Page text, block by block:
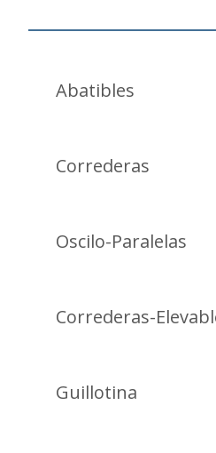
Abatibles
Correderas
Oscilo-Paralelas
Correderas-
Guillotina